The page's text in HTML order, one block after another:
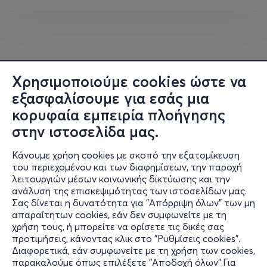
Χρησιμοποιούμε cookies ώστε να
εξασφαλίσουμε για εσάς μια
κορυφαία εμπειρία πλοήγησης
στην ιστοσελίδα μας.
Κάνουμε χρήση cookies με σκοπό την εξατομίκευση
του περιεχομένου και των διαφημίσεων, την παροχή
λειτουργιών μέσων κοινωνικής δικτύωσης και την
ανάλυση της επισκεψιμότητας των ιστοσελίδων μας.
Σας δίνεται η δυνατότητα για "Απόρριψη όλων" των μη
απαραίτητων cookies, εάν δεν συμφωνείτε με τη
χρήση τους, ή μπορείτε να ορίσετε τις δικές σας
προτιμήσεις, κάνοντας κλικ στο "Ρυθμίσεις cookies".
Διαφορετικά, εάν συμφωνείτε με τη χρήση των cookies,
παρακαλούμε όπως επιλέξετε "Αποδοχή όλων".Για
Πληροφορίες
Υποστήριξη
Stay Connected